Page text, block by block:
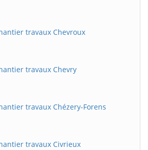
travaux Chevroux
travaux Chevry
travaux Chézery-Forens
travaux Civrieux